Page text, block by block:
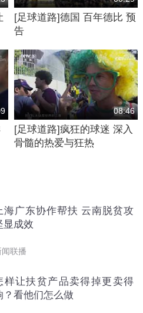
[足球道路]德国 百年德比 预
告
08:46
[足球道路]疯狂的球迷 深入
骨髓的热爱与狂热
海广东协作帮扶 云南脱贫攻
显成效
闻联播
样让扶贫产品卖得掉更卖得
？看他们怎么做